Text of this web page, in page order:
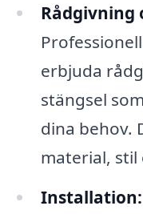
Rådgivning
erbjuda
stängsel
dina behov.
material, stil
Installation: